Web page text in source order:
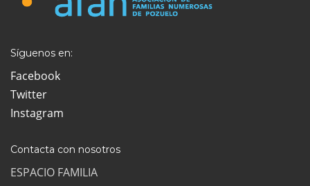
Síguenos en:
Facebook
Twitter
Instagram
Contacta con nosotros
ESPACIO FAMILIA